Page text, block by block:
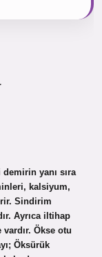
yanı sıra
kalsiyum,
Sindirim
Ayrıca iltihap
vardır. Ökse otu
Öksürük